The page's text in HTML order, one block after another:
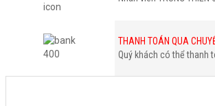
THANH TOÁN QUA
Quý khách có thể thanh